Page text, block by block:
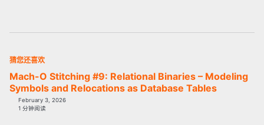
猜您还喜欢
Mach-O Stitching #9: Relational Binaries – Modeling
Symbols and Relocations as Database Tables
February 3, 2026
1 分钟阅读